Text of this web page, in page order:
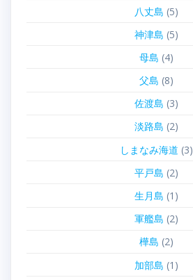
八丈島 (5)
神津島 (5)
母島 (4)
父島 (8)
佐渡島 (3)
淡路島 (2)
しまなみ海道 (3)
平戸島 (2)
生月島 (1)
軍艦島 (2)
樺島 (2)
加部島 (1)